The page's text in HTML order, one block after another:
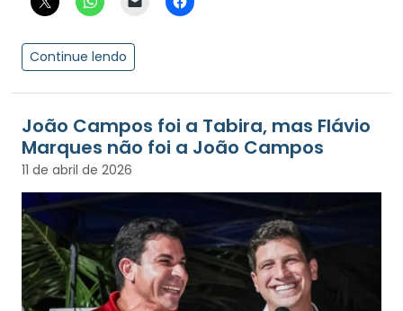
Continue lendo
João Campos foi a Tabira, mas Flávio
Marques não foi a João Campos
11 de abril de 2026